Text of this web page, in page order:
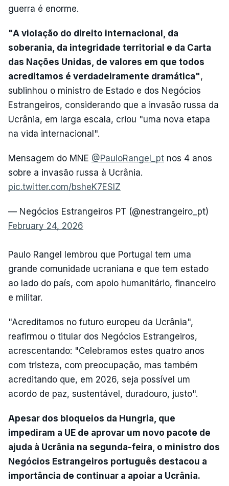
guerra é enorme.
"A violação do direito internacional, da
soberania, da integridade territorial e da Carta
das Nações Unidas, de valores em que todos
acreditamos é verdadeiramente dramática",
sublinhou o ministro de Estado e dos Negócios
Estrangeiros, considerando que a invasão russa da
Ucrânia, em larga escala, criou "uma nova etapa
na vida internacional".
Mensagem do MNE @PauloRangel_pt nos 4 anos
sobre a invasão russa à Ucrânia.
pic.twitter.com/bsheK7ESlZ
— Negócios Estrangeiros PT (@nestrangeiro_pt)
February 24, 2026
Paulo Rangel lembrou que Portugal tem uma
grande comunidade ucraniana e que tem estado
ao lado do país, com apoio humanitário, financeiro
e militar.
"Acreditamos no futuro europeu da Ucrânia",
reafirmou o titular dos Negócios Estrangeiros,
acrescentando: "Celebramos estes quatro anos
com tristeza, com preocupação, mas também
acreditando que, em 2026, seja possível um
acordo de paz, sustentável, duradouro, justo".
Apesar dos bloqueios da Hungria, que
impediram a UE de aprovar um novo pacote de
ajuda à Ucrânia na segunda-feira, o ministro dos
Negócios Estrangeiros português destacou a
importância de continuar a apoiar a Ucrânia.